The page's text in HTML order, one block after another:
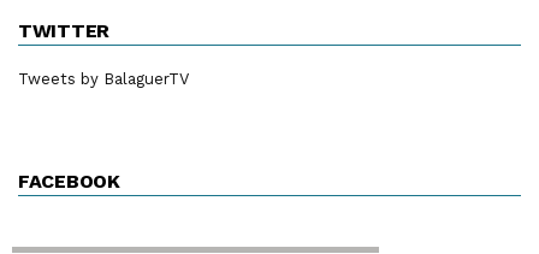
TWITTER
Tweets by BalaguerTV
FACEBOOK